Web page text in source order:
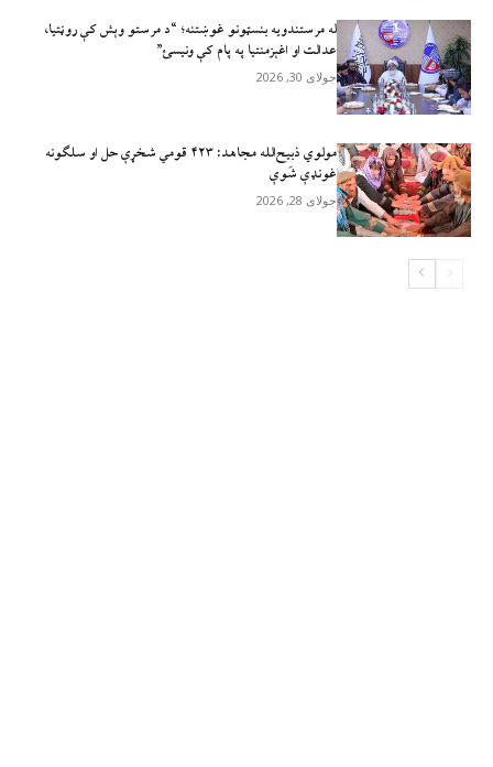
له مرستندویه بنسټونو غوښتنه؛ “د مرستو وېش کې روڼتیا،
عدالت او اغېزمنتیا په پام کې ونیسئ”
جولای 30, 2026
مولوي ذبيح‌الله مجاهد: ۴۲۳ قومي شخړې حل او سلګونه
غونډې شَوې
جولای 28, 2026